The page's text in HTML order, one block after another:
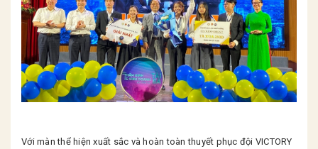
Với màn thể hiện xuất sắc và hoàn toàn thuyết phục đội VICTORY